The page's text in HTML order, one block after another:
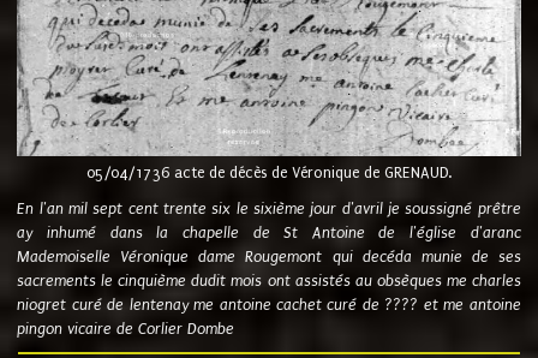
05/04/1736 acte de décès de Véronique de GRENAUD.
En l'an mil sept cent trente six le sixième jour d'avril je soussigné prêtre
ay inhumé dans la chapelle de St Antoine de l'église d'aranc
Mademoiselle Véronique dame Rougemont qui decéda munie de ses
sacrements le cinquième dudit mois ont assistés au obsèques me charles
niogret curé de lentenay me antoine cachet curé de ???? et me antoine
pingon vicaire de Corlier Dombe